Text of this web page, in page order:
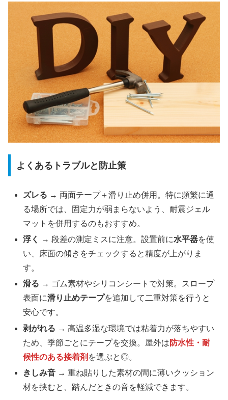
よくあるトラブルと防止策
ズレる → 両面テープ＋滑り止め併用。特に頻繁に通
る場所では、固定力が弱まらないよう、耐震ジェル
マットを併用するのもおすすめ。
浮く
→ 段差の測定ミスに注意。設置前に水平器を使
い、床面の傾きをチェックすると精度が上がりま
す。
滑る → ゴム素材やシリコンシートで対策。スロープ
表面に滑り止めテープを追加して二重対策を行うと
安心です。
剥がれる → 高温多湿な環境では粘着力が落ちやすい
ため、季節ごとにテープを交換。屋外は 防水性・耐
候性のある接着剤 を選ぶと◎。
きしみ音 → 重ね貼りした素材の間に薄いクッション
材を挟むと、踏んだときの音を軽減できます。